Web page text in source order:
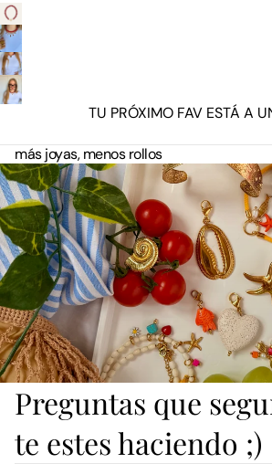
TU PRÓXIMO FAV ESTÁ A
más joyas, menos rollos
Preguntas que
te estes haciendo ;)